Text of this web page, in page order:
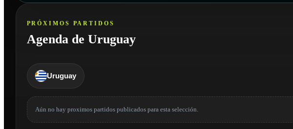
PRÓXIMOS PARTIDOS
Agenda de Uruguay
Uruguay
Aún no hay proximos partidos publicados para esta selección.